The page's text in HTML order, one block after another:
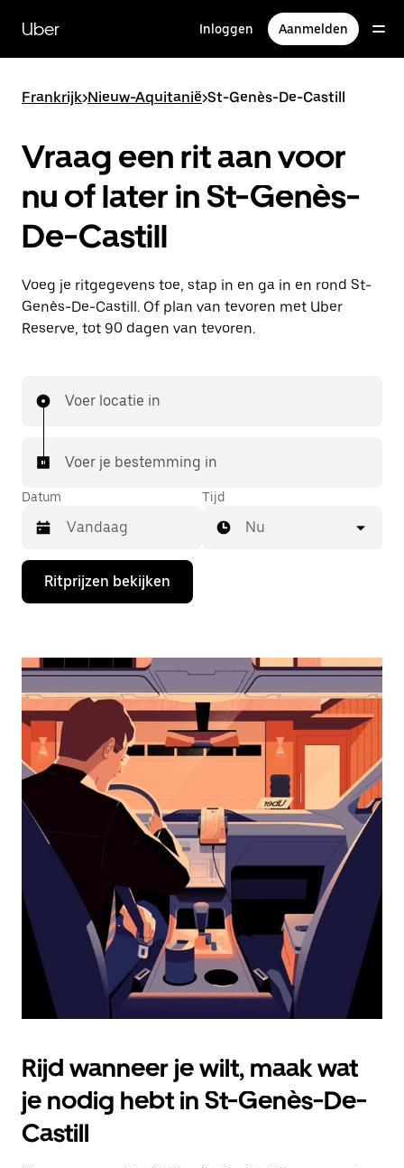
naar
hoofdinhoud
Uber Inloggen Aanmelden
Frankrijk>Nieuw-Aquitanië>St-Genès-De-Castill
Vraag een rit aan voor
nu of later in St-Genès-
De-Castill
Voeg je ritgegevens toe, stap in en ga in en rond St-
Genès-De-Castill. Of plan van tevoren met Uber
Reserve, tot 90 dagen van tevoren.
Voer locatie in
Voer je bestemming in
Datum
Druk
de
de
te
openen
een
datum
te
selecteren.
Druk
Escape
agenda
te
sluiten.
Tijd
Nu
Ritprijzen bekijken
Rijd wanneer je wilt, maak wat
je nodig hebt in St-Genès-De-
Castill